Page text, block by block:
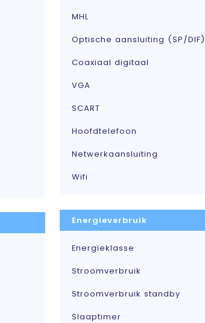
MHL
Optische aansluiting (SP/DIF)
Coaxiaal digitaal
VGA
SCART
Hoofdtelefoon
Netwerkaansluiting
Wifi
Energieverbruik
Energieklasse
Stroomverbruik
Stroomverbruik standby
Slaaptimer